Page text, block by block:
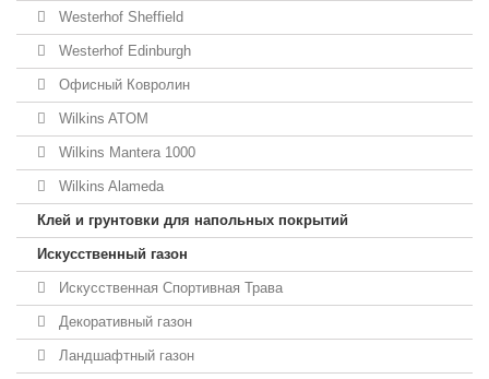
Westerhof Sheffield
Westerhof Edinburgh
Офисный Ковролин
Wilkins ATOM
Wilkins Mantera 1000
Wilkins Alameda
Клей и грунтовки для напольных покрытий
Искусственный газон
Искусственная Спортивная Трава
Декоративный газон
Ландшафтный газон